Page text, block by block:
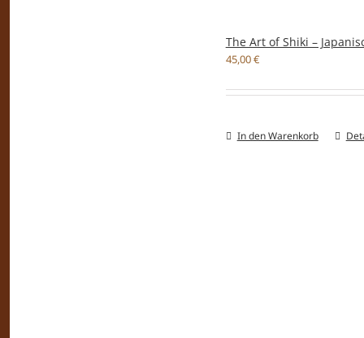
The Art of Shiki –
45,00€
In den Warenkorb